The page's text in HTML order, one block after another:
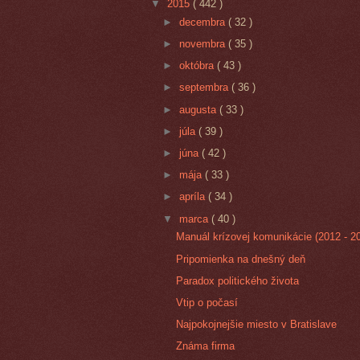
▼ 2015 ( 442 )
►decembra( 32 )
► novembra( 35 )
►októbra( 43 )
►septembra( 36 )
►augusta( 33 )
►júla( 39 )
►júna( 42 )
► mája( 33 )
►apríla( 34 )
▼ marca( 40 )
Manuál krízovej komunikácie (2012 -
Pripomienka na dnešný deň
Paradox politického života
Vtip o počasí
Najpokojnejšie miesto v Bratislave
Známa firma